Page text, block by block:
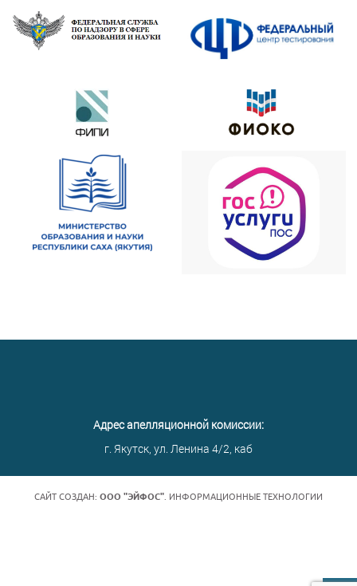
Адрес апелляционной комиссии:
г. Якутск, ул. Ленина 4/2, каб
САЙТ СОЗДАН: ООО "ЭЙФОС" . ИНФОРМАЦИОННЫЕ ТЕХНОЛОГИИ